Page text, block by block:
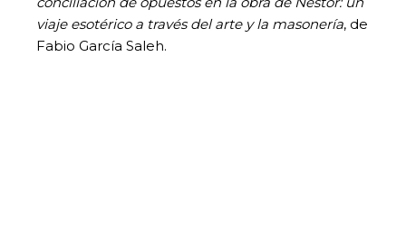
viaje esotérico a través del arte y la masonería, de
Fabio García Saleh.